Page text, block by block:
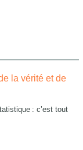
la vérité et de
: c’est tout